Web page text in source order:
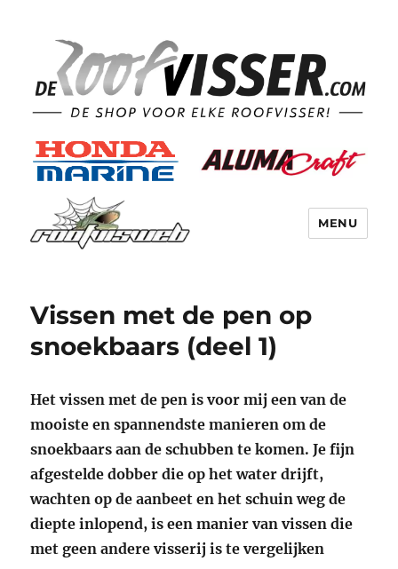
MENU
Vissen met de pen op
snoekbaars (deel 1)
Het vissen met de pen is voor mij een van de
mooiste en spannendste manieren om de
snoekbaars aan de schubben te komen. Je fijn
afgestelde dobber die op het water drijft,
wachten op de aanbeet en het schuin weg de
diepte inlopend, is een manier van vissen die
met geen andere visserij is te vergelijken